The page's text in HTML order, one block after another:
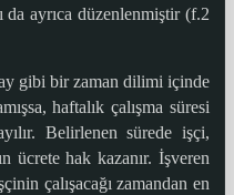
da ayrıca düzenlenmiştir (f.2
gibi bir zaman dilimi içinde
haftalık çalışma süresi
Belirlenen sürede işçi,
ücrete hak kazanır. İşveren
çalışacağı zamandan en